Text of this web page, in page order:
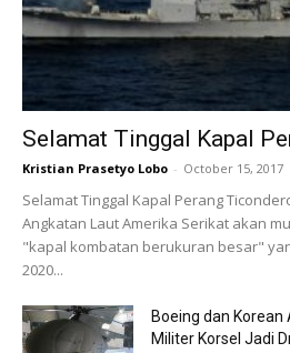
Selamat Tinggal Kapal
Kristian Prasetyo Lobo - October 15, 2017
Selamat Tinggal Kapal Perang
Angkatan Laut Amerika Serikat akan
"kapal kombatan berukuran besar"
2020...
Boeing dan Korean
Militer Korsel Jadi